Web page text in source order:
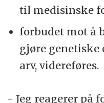
til medisinske
forbudet mot å
gjøre genetiske
arv, videreføres.
- Jeg reagerer på